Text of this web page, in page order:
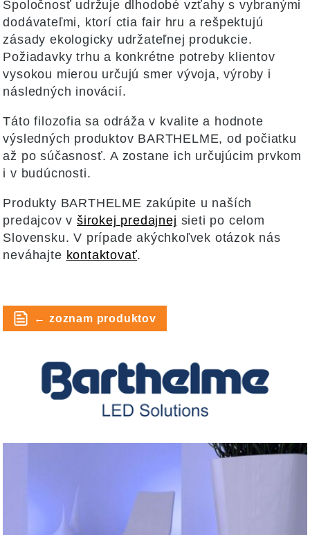
Spoločnosť udržuje dlhodobé vzťahy s vybranými
dodávateľmi, ktorí ctia fair hru a rešpektujú
zásady ekologicky udržateľnej produkcie.
Požiadavky trhu a konkrétne potreby klientov
vysokou mierou určujú smer vývoja, výroby i
následných inovácií.
Táto filozofia sa odráža v kvalite a hodnote
výsledných produktov BARTHELME, od počiatku
až po súčasnosť. A zostane ich určujúcim prvkom
i v budúcnosti.
Produkty BARTHELME zakúpite u naších
predajcov vširokej predajnej sieti po celom
Slovensku. V prípade akýchkoľvek otázok nás
neváhajte kontaktovať.
← zoznam produktov